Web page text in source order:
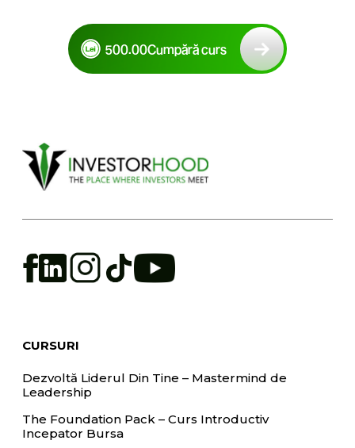
500.00Cumpără curs
CURSURI
Dezvoltă Liderul Din Tine – Mastermind de
Leadership
The Foundation Pack – Curs Introductiv
Incepator Bursa